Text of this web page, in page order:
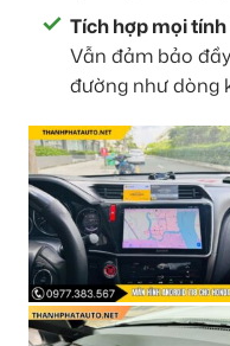
Tích hợp mọi
Vẫn đảm bảo
đường như dòng